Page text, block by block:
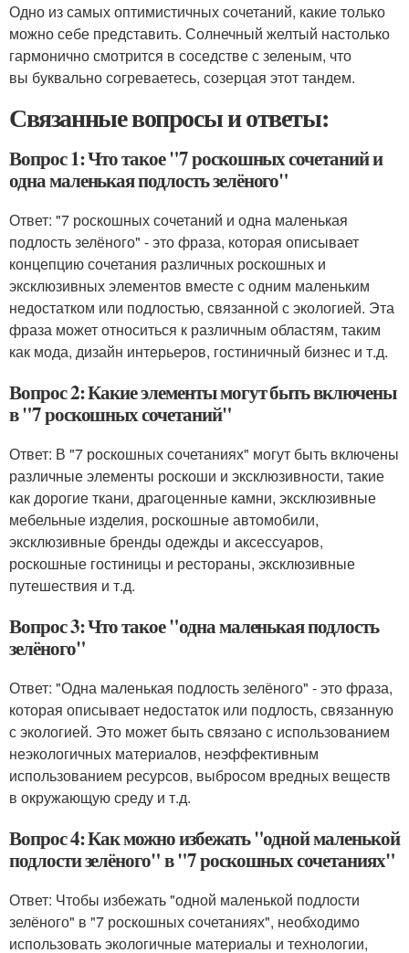
Одно из самых оптимистичных сочетаний, какие только
можно себе представить. Солнечный желтый настолько
гармонично смотрится в соседстве с зеленым, что
вы буквально согреваетесь, созерцая этот тандем.
Связанные вопросы и ответы:
Вопрос 1: Что такое "7 роскошных сочетаний и
одна маленькая подлость зелёного"
Ответ: "7 роскошных сочетаний и одна маленькая
подлость зелёного" - это фраза, которая описывает
концепцию сочетания различных роскошных и
эксклюзивных элементов вместе с одним маленьким
недостатком или подлостью, связанной с экологией. Эта
фраза может относиться к различным областям, таким
как мода, дизайн интерьеров, гостиничный бизнес и т.д.
Вопрос 2: Какие элементы могут быть включены
в "7 роскошных сочетаний"
Ответ: В "7 роскошных сочетаниях" могут быть включены
различные элементы роскоши и эксклюзивности, такие
как дорогие ткани, драгоценные камни, эксклюзивные
мебельные изделия, роскошные автомобили,
эксклюзивные бренды одежды и аксессуаров,
роскошные гостиницы и рестораны, эксклюзивные
путешествия и т.д.
Вопрос 3: Что такое "одна маленькая подлость
зелёного"
Ответ: "Одна маленькая подлость зелёного" - это фраза,
которая описывает недостаток или подлость, связанную
с экологией. Это может быть связано с использованием
неэкологичных материалов, неэффективным
использованием ресурсов, выбросом вредных веществ
в окружающую среду и т.д.
Вопрос 4: Как можно избежать "одной маленькой
подлости зелёного" в "7 роскошных сочетаниях"
Ответ: Чтобы избежать "одной маленькой подлости
зелёного" в "7 роскошных сочетаниях", необходимо
использовать экологичные материалы и технологии,